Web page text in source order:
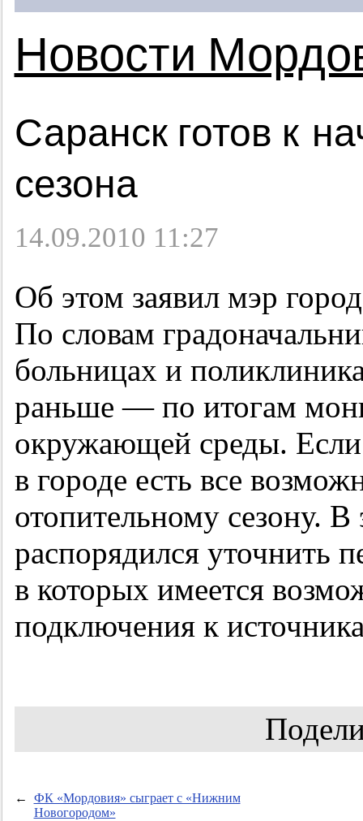
Новости
Саранск готов к
сезона
14.09.2010 11:27
Об этом заявил мэр
По словам
больницах и
раньше — по итогам
окружающей среды.
в городе есть все
отопительному сезону.
распорядился уточнить
в которых имеется
подключения к
←
ФК «Мордовия» сыграет с «Нижним
Новогородом»